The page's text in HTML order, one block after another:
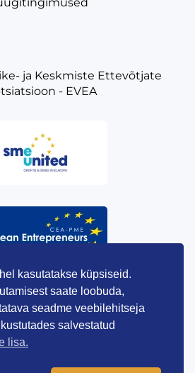
ja Keskmiste Ettevõtjate
- EVEA
kasutatakse küpsiseid.
saate loobuda,
seadme veebilehitseja
salvestatud
lisa.